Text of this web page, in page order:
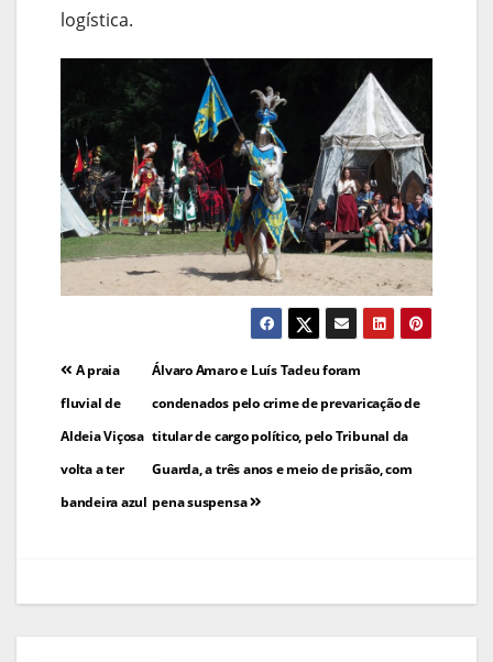
logística.
Navegação
de
artigos
Álvaro Amaro e Luís Tadeu foram
condenados pelo crime de prevaricação de
titular de cargo político, pelo Tribunal da
Guarda, a três anos e meio de prisão, com
pena suspensa
A praia
fluvial de
Aldeia Viçosa
volta a ter
bandeira azul